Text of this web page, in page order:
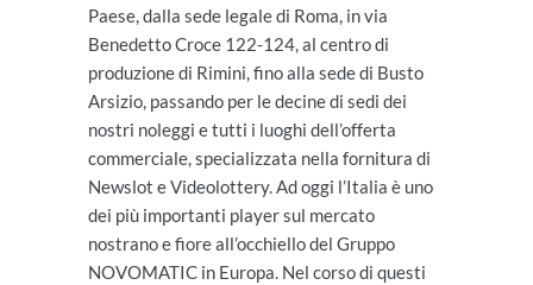
Paese, dalla sede legale di Roma, in via
Benedetto Croce 122-124, al centro di
produzione di Rimini, fino alla sede di Busto
Arsizio, passando per le decine di sedi dei
nostri noleggi e tutti i luoghi dell’offerta
commerciale, specializzata nella fornitura di
Newslot e Videolottery. Ad oggi l’Italia è uno
dei più importanti player sul mercato
nostrano e fiore all’occhiello del Gruppo
NOVOMATIC in Europa. Nel corso di questi